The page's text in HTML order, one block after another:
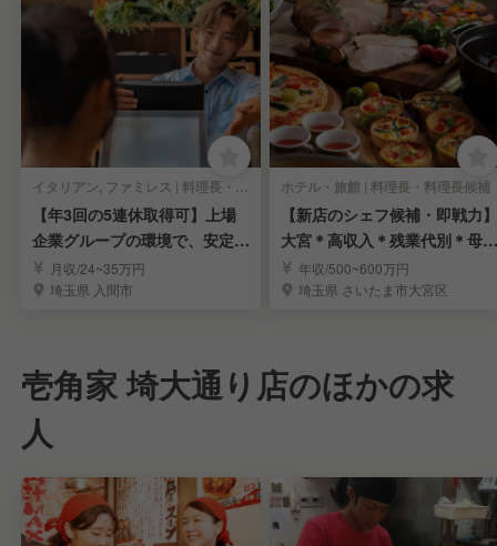
イタリアン, ファミレス | 料理長・料理長候補
【年3回の5連休取得可】上場
企業グループの環境で、安定し
たキャリアアップ！
月収/24~35万円
埼玉県 入間市
ホテル・旅館 | 料理長・料理長候補
【新店のシェフ候補・即戦力】
大宮＊高収入＊残業代別＊母体
安定＊労働環境良し
年収/500~600万円
埼玉県 さいたま市大宮区
壱角家 埼大通り店のほかの求
人